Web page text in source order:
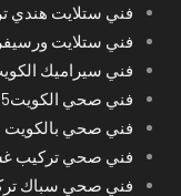
فني ستلايت هندي
فني ستلايت
فني سيراميك
فني صحي الكويت55850065
فني صحي
فني صحي تركيب
فني صحي سباك